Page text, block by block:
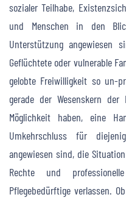
sozialer Teilhabe,
und Menschen in den
Unterstützung angewiesen
Geflüchtete oder vulnerable
gelobte Freiwilligkeit so
gerade der Wesenskern
Möglichkeit haben, eine
Umkehrschluss für
angewiesen sind, die
Rechte und
Pflegebedürftige verlassen.